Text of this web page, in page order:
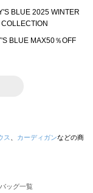
ス カーディガンなどの商
ッグ一覧